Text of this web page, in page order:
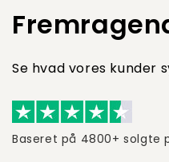
Se hvad vores kunder
Baseret på 4800+ solgte